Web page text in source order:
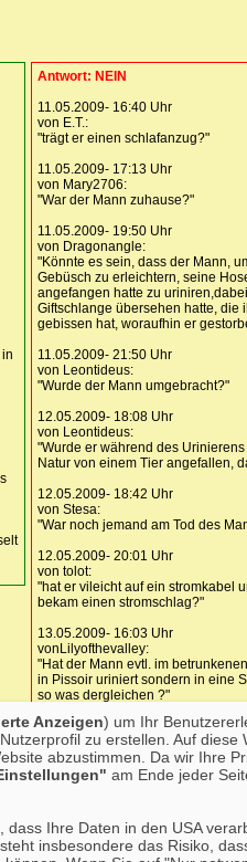
Antwort: NEIN
11.05.2009- 16:40 Uhr
von E.T.:
"trägt er einen schlafanzug?"
11.05.2009- 17:13 Uhr
von Mary2706:
"War der Mann zuhause?"
11.05.2009- 19:50 Uhr
von Dragonangle:
"Könnte es sein, dass der Mann,
Gebüsch zu erleichtern, seine
angefangen hatte zu
Giftschlange übersehen hatte, die
gebissen hat, woraufhin er
11.05.2009- 21:50 Uhr
von Leontideus:
"Wurde der Mann umgebracht?"
12.05.2009- 18:08 Uhr
von Leontideus:
"Wurde er während des
Natur von einem Tier angefallen,
12.05.2009- 18:42 Uhr
von Stesa:
"War noch jemand am Tod des
12.05.2009- 20:01 Uhr
von tolot:
"hat er vileicht auf ein stromkabel
bekam einen stromschlag?"
13.05.2009- 16:03 Uhr
vonLilyofthevalley:
"Hat der Mann evtl. im
in Pissoir uriniert sondern in eine
so was dergleichen ?"
13.05.2009- 16:09 Uhr
von elefele04:
"Wurde der Mann beim Urinieren
getroffen?"
von Leontideus:
"Hat der Mann auf einen
Weidenzaun uriniert und hat
Anzeigen) um Ihr
zu erstellen. Auf
abzustimmen. Da wir Ihre
am Ende jeder
Ihre Daten in den USA
insbesondere das Risiko,